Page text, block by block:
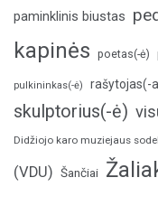
paminklinis biustas
kapinės poetas(-ė)
pulkininkas(-ė) rašytojas(-
skulptorius(-ė)
Didžiojo karo muziejaus
(VDU) Šančiai